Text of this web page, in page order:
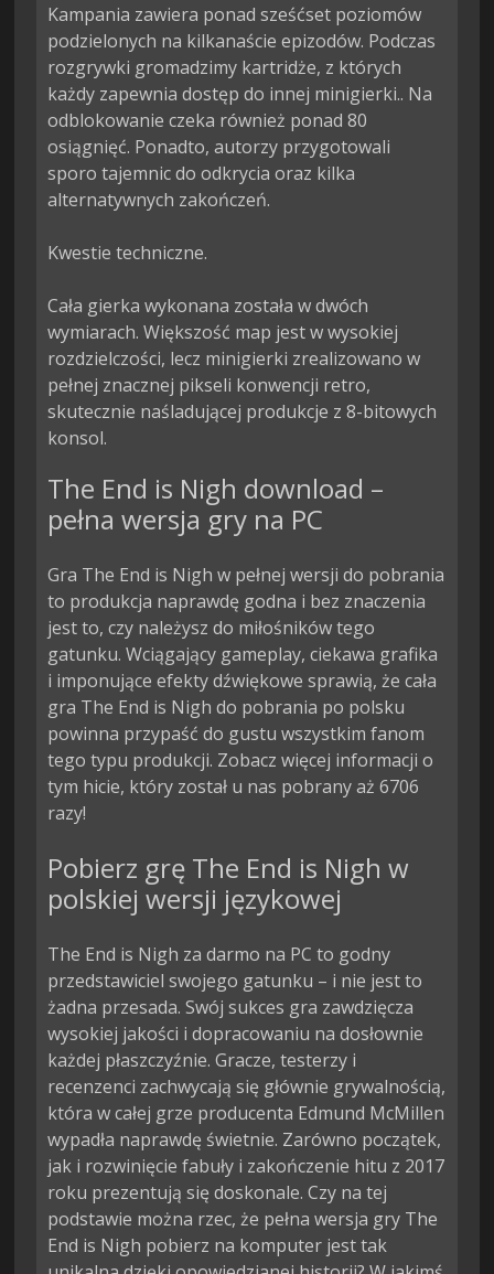
Kampania zawiera ponad sześćset poziomów
podzielonych na kilkanaście epizodów. Podczas
rozgrywki gromadzimy kartridże, z których
każdy zapewnia dostęp do innej minigierki.. Na
odblokowanie czeka również ponad 80
osiągnięć. Ponadto, autorzy przygotowali
sporo tajemnic do odkrycia oraz kilka
alternatywnych zakończeń.
Kwestie techniczne.
Cała gierka wykonana została w dwóch
wymiarach. Większość map jest w wysokiej
rozdzielczości, lecz minigierki zrealizowano w
pełnej znacznej pikseli konwencji retro,
skutecznie naśladującej produkcje z 8-bitowych
konsol.
The End is Nigh download –
pełna wersja gry na PC
Gra The End is Nigh w pełnej wersji do pobrania
to produkcja naprawdę godna i bez znaczenia
jest to, czy należysz do miłośników tego
gatunku. Wciągający gameplay, ciekawa grafika
i imponujące efekty dźwiękowe sprawią, że cała
gra The End is Nigh do pobrania po polsku
powinna przypaść do gustu wszystkim fanom
tego typu produkcji. Zobacz więcej informacji o
tym hicie, który został u nas pobrany aż 6706
razy!
Pobierz grę The End is Nigh w
polskiej wersji językowej
The End is Nigh za darmo na PC to godny
przedstawiciel swojego gatunku – i nie jest to
żadna przesada. Swój sukces gra zawdzięcza
wysokiej jakości i dopracowaniu na dosłownie
każdej płaszczyźnie. Gracze, testerzy i
recenzenci zachwycają się głównie grywalnością,
która w całej grze producenta Edmund McMillen
wypadła naprawdę świetnie. Zarówno początek,
jak i rozwinięcie fabuły i zakończenie hitu z 2017
roku prezentują się doskonale. Czy na tej
podstawie można rzec, że pełna wersja gry The
End is Nigh pobierz na komputer jest tak